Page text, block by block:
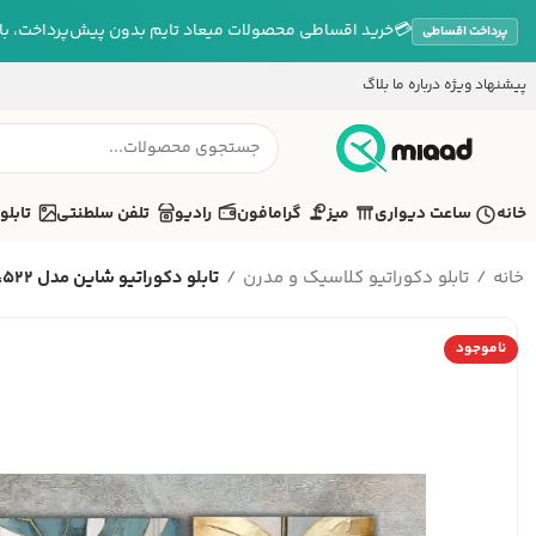
پرداخت اقساطی 💳خرید اقساطی محصولات میعاد تایم بدون پیش‌پرداخت،
پیشنهاد ویژه درباره ما بلاگ
خانه ساعت دیواری میز گرامافون رادیو تلفن سلطنتی تابلو
خانه تابلو دکوراتیو کلاسیک و مدرن تابلو دکوراتیو شاین مدل 522، ج...
ناموجود